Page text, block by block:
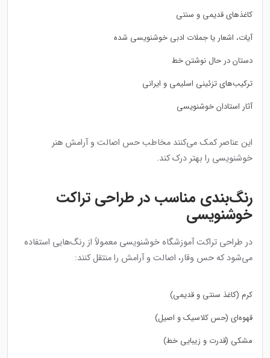
کاغذهای قدیمی و سنتی
آیات، اشعار یا جملات ادبی خوشنویسی شده
دستان در حال نوشتن خط
ترکیب‌های تزئینی اسلیمی و ایرانی
آثار استادان خوشنویسی
این عناصر کمک می‌کنند مخاطب حس اصالت و آرامش هنر
خوشنویسی را بهتر درک کند.
رنگ‌بندی مناسب در طراحی تراکت
خوشنویسی
در طراحی تراکت آموزشگاه خوشنویسی معمولاً از رنگ‌هایی استفاده
می‌شود که حس وقار، اصالت و آرامش را منتقل کنند:
کرم (کاغذ سنتی و قدیمی)
قهوه‌ای (حس کلاسیک و اصیل)
مشکی (قدرت و زیبایی خط)